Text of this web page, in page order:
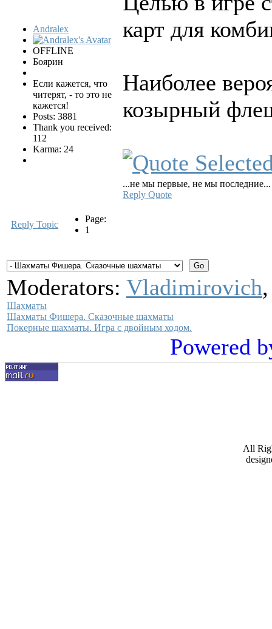
Andralex
OFFLINE
Боярин
Если кажется, что
читерят, - то это не
кажется!
Posts: 3881
Thank you received:
112
Karma: 24
карт для
Наиболее
козырный
...не мы первые, не мы последние...
Reply Quote
Reply Topic
Page:
1
Moderators: Vladimirovich
Шахматы
Шахматы Фишера. Сказочные шахматы
Покерные шахматы. Игра с двойным ходом.
Powered
All